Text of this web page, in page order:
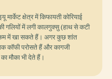
मार्केट क्षेत्र में किफायती कोरियाई
गलियों में लगी कालगुक्सु (हाथ से कटी
में खा सकते हैं। अगर कुछ शांत
कॉफी परोसते हैं और कागजी
मौका भी देते हैं।